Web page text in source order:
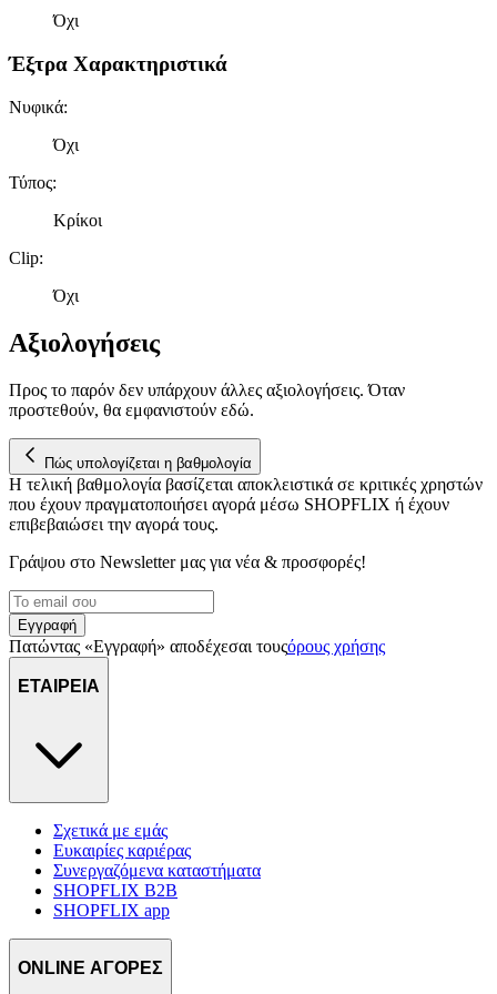
την καλύτερη εικόνα του κοινού μας και την ανάπτυξη
μέρους σας χρήση της τοποθεσίας μας στους συνεργάτες μέσων
Όχι
Έξτρα Χαρακτηριστικά
Νυφικά:
Όχι
Τύπος:
Κρίκοι
Clip:
Όχι
Αξιολογήσεις
Προς το παρόν δεν υπάρχουν άλλες αξιολογήσεις. Όταν
προστεθούν, θα εμφανιστούν εδώ.
Πώς υπολογίζεται η βαθμολογία
Η τελική βαθμολογία βασίζεται αποκλειστικά σε κριτικές χρηστών
που έχουν πραγματοποιήσει αγορά μέσω SHOPFLIX ή έχουν
επιβεβαιώσει την αγορά τους.
Γράψου στο Νewsletter μας για νέα & προσφορές!
Εγγραφή
Πατώντας «Εγγραφή» αποδέχεσαι τουςόρους χρήσης
ΕΤΑΙΡΕΙΑ
Σχετικά με εμάς
Ευκαιρίες καριέρας
Συνεργαζόμενα καταστήματα
SHOPFLIX B2B
SHOPFLIX app
ONLINE ΑΓΟΡΕΣ